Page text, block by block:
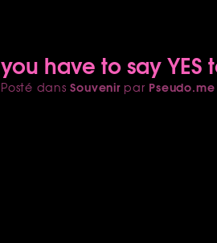
you have to say YES
Posté dansSouvenirpar Pseudo.me